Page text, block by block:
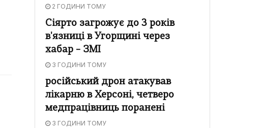
2 ГОДИНИ ТОМУ
Сіярто загрожує до 3 років
в'язниці в Угорщині через
хабар – ЗМІ
3 ГОДИНИ ТОМУ
російський дрон атакував
лікарню в Херсоні, четверо
медпрацівниць поранені
3 ГОДИНИ ТОМУ